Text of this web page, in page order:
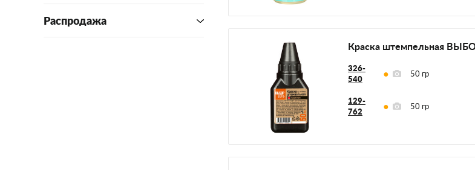
Распродажа
Краска штемпельная
326-
540
50 гр
129-
762
50 гр